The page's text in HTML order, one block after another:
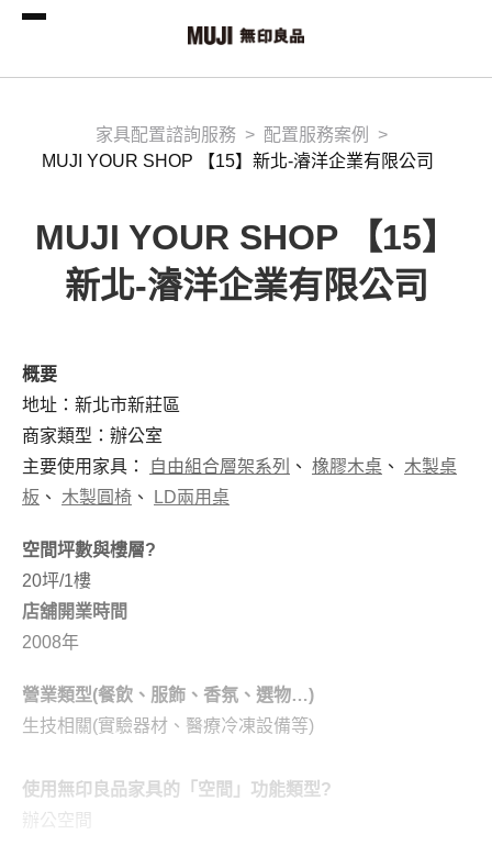
家具配置諮詢服務
配置服務案例
MUJI YOUR SHOP 【15】新北-濬洋企業有限公司
MUJI YOUR SHOP 【15】
新北-濬洋企業有限公司
概要
地址：新北市新莊區
商家類型：辦公室
主要使用家具：
自由組合層架系列 、 橡膠木桌 、 木製桌
板 、 木製圓椅 、 LD兩用桌
空間坪數與樓層?
20坪/1樓
店舖開業時間
2008年
營業類型(餐飲、服飾、香氛、選物…)
生技相關(實驗器材、醫療冷凍設備等)
使用無印良品家具的「空間」功能類型?
辦公空間